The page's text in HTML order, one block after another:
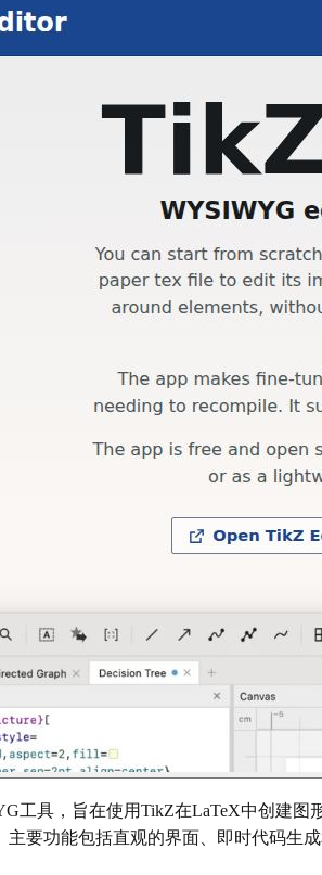
工具，旨在使用TikZ在LaTeX中创建
要功能包括直观的界面、即时代码生